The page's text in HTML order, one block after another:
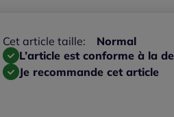
Cet article taille:
Normal
L’article est conforme à la
Je recommande cet article